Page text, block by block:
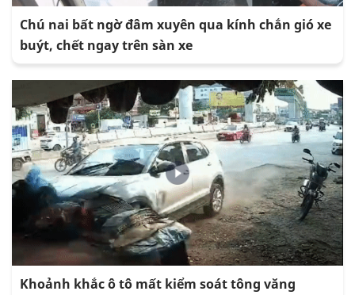
Chú nai bất ngờ đâm xuyên qua kính chắn gió xe
buýt, chết ngay trên sàn xe
Khoảnh khắc ô tô mất kiểm soát tông văng